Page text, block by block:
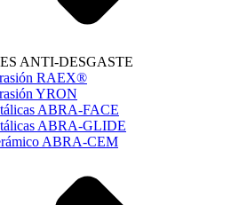
ANTI-DESGASTE
RAEX®
YRON
ABRA-FACE
ABRA-GLIDE
ABRA-CEM